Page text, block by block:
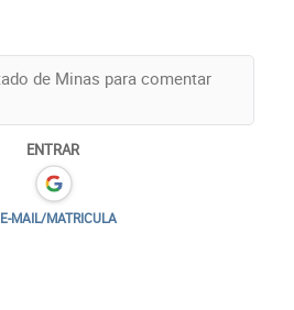
ENTRAR
E-MAIL/MATRICULA